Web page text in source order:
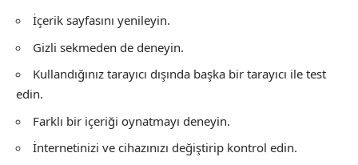
İçerik sayfasını yenileyin.
Gizli sekmeden de deneyin.
Kullandığınız tarayıcı dışında başka bir tarayıcı ile test
edin.
Farklı bir içeriği oynatmayı deneyin.
İnternetinizi ve cihazınızı değiştirip kontrol edin.